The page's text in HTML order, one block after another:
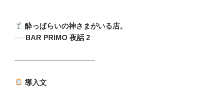
酔っぱらいの神さまがいる店。
──BAR PRIMO 夜話 2
―――――――――――
導入文